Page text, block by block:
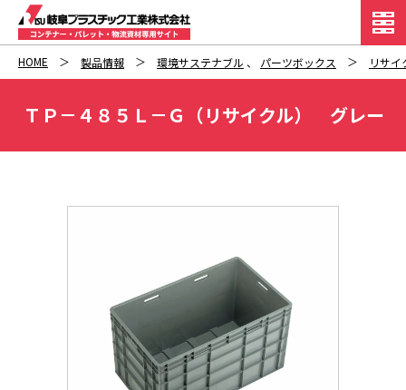
HOME 製品情報 環境サステナブル 、 パーツボックス リサイ
ＴＰ－４８５Ｌ－Ｇ（リサイクル） グレー